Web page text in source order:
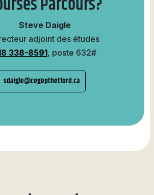
Steve Daigle
adjoint des études
338-8591, poste 632#
sdaigle@cegepthetford.ca